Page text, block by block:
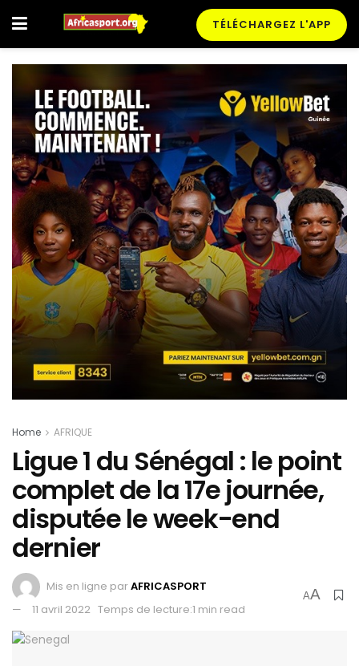
TÉLÉCHARGEZ L'APP
Home AFRIQUE
Ligue 1 du Sénégal : le point
complet de la 17e journée,
disputée le week-end
dernier
Mis en ligne parAFRICASPORT
11 avril 2022 Temps de lecture:1 min read
AA